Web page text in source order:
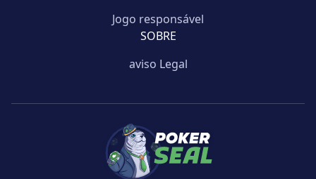
Jogo responsável
SOBRE
aviso Legal